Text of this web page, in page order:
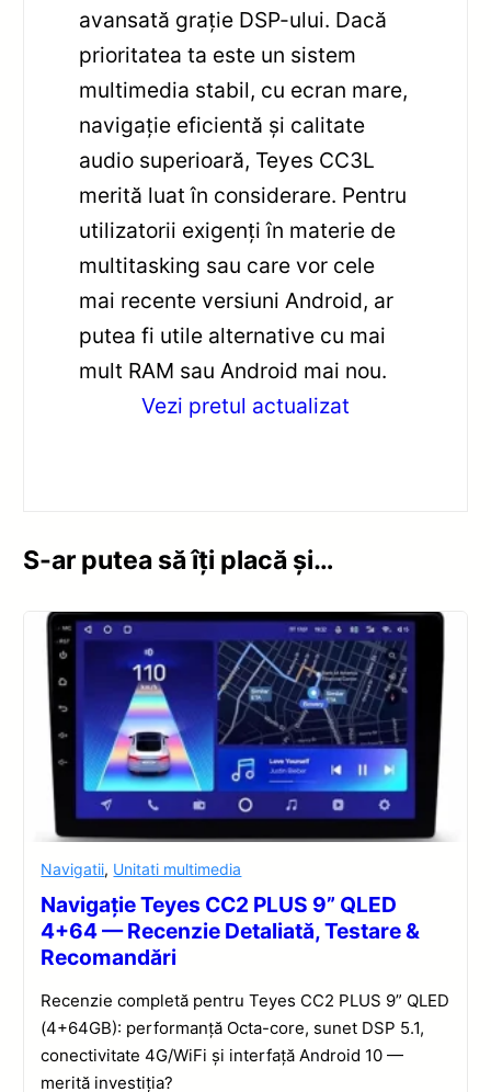
avansată grație DSP-ului. Dacă
prioritatea ta este un sistem
multimedia stabil, cu ecran mare,
navigație eficientă și calitate
audio superioară, Teyes CC3L
merită luat în considerare. Pentru
utilizatorii exigenți în materie de
multitasking sau care vor cele
mai recente versiuni Android, ar
putea fi utile alternative cu mai
mult RAM sau Android mai nou.
Vezi pretul actualizat
S-ar putea să îți placă și…
Navigatii, Unitati multimedia
Navigație Teyes CC2 PLUS 9” QLED
4+64 — Recenzie Detaliată, Testare &
Recomandări
Recenzie completă pentru Teyes CC2 PLUS 9” QLED
(4+64GB): performanță Octa-core, sunet DSP 5.1,
conectivitate 4G/WiFi și interfață Android 10 —
merită investiția?